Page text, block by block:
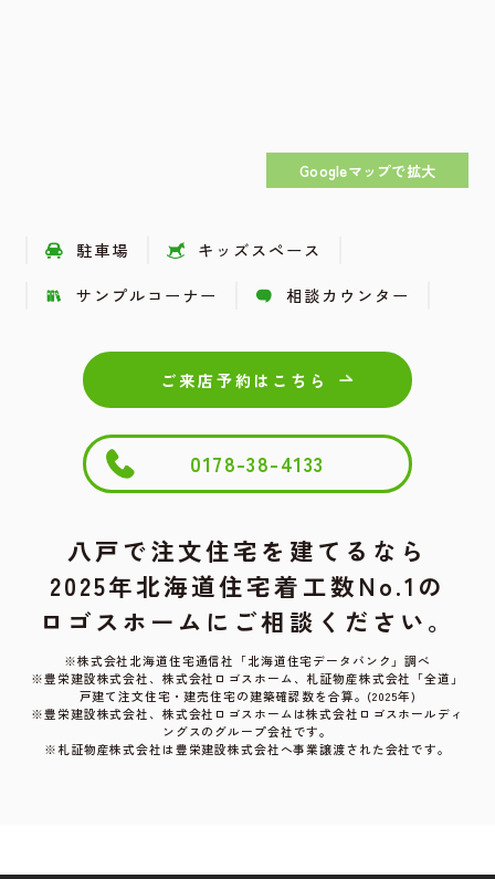
Googleマップで拡大
駐車場
キッズスペース
サンプルコーナー
相談カウンター
ご来店予約はこちら
0178-38-4133
八戸で注文住宅を建てるなら
2025年北海道住宅着工数No.1の
ロゴスホームにご相談ください。
※株式会社北海道住宅通信社「北海道住宅データバンク」調べ
※豊栄建設株式会社、株式会社ロゴスホーム、 札証物産株式会社「全道」
戸建て注文住宅・建売住宅の建築確認数を合算。(2025年)
※豊栄建設株式会社、株式会社ロゴスホームは株式会社ロゴスホールディ
ングスのグループ会社です。
※札証物産株式会社は豊栄建設株式会社へ事業譲渡された会社です。